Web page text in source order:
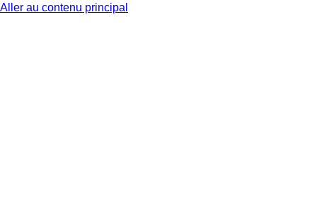
Aller au contenu principal